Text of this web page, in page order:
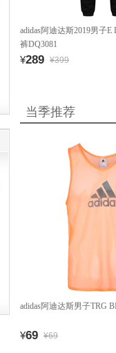
adidas阿迪达斯2019男子
裤DQ3081
¥289 ¥399
当季推荐
adidas阿迪达斯男子TRG
¥69 ¥69